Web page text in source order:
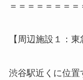
＝＝＝＝＝＝＝
【周辺施設１：東
渋谷駅近くに位置